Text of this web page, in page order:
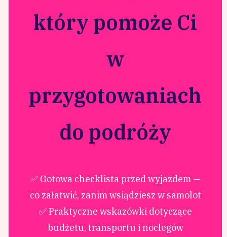
który pomoże Ci
w
przygotowaniach
do podróży
✅ Gotowa checklista przed wyjazdem —
co załatwić, zanim wsiądziesz w samolot
✅ Praktyczne wskazówki dotyczące
budżetu, transportu i noclegów